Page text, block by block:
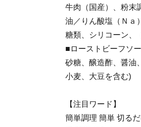
牛肉（国産）、粉末
油／りん酸塩（Ｎａ
糖類、シリコーン、
■ローストビーフソ
砂糖、醸造酢、醤油
小麦、大豆を含む)
【注目ワード】
簡単調理 簡単 切る